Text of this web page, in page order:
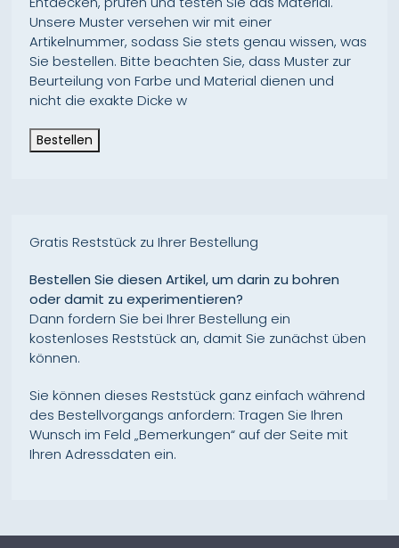
Unsere Muster versehen wir mit einer
Artikelnummer, sodass Sie stets genau wissen, was
Sie bestellen. Bitte beachten Sie, dass Muster zur
Beurteilung von Farbe und Material dienen und
nicht die exakte Dicke w
Bestellen
Gratis Reststück zu Ihrer Bestellung
Bestellen Sie diesen Artikel, um darin zu bohren
oder damit zu experimentieren?
Dann fordern Sie bei Ihrer Bestellung ein
kostenloses Reststück an, damit Sie zunächst üben
können.
Sie können dieses Reststück ganz einfach während
des Bestellvorgangs anfordern: Tragen Sie Ihren
Wunsch im Feld „Bemerkungen“ auf der Seite mit
Ihren Adressdaten ein.